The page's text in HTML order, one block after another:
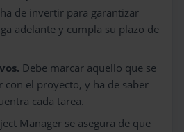
de invertir para garantizar
adelante y cumpla su plazo de
Debe marcar aquello que se
con el proyecto, y ha de saber
cada tarea.
Manager se asegura de que